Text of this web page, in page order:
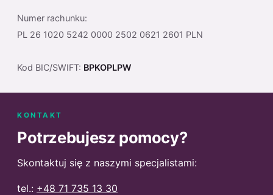
Numer rachunku:
PL 26 1020 5242 0000 2502 0621 2601 PLN
Kod BIC/SWIFT: BPKOPLPW
KONTAKT
Potrzebujesz pomocy?
Skontaktuj się z naszymi specjalistami:
tel.: +48 71 735 13 30